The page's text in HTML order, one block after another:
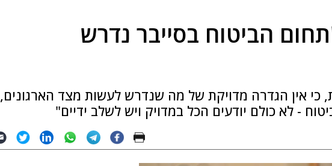
הביטוח בסייבר נדרש
כי אין הגדרה מדויקת של מה שנדרש לעשות מצד הארגונים,
- לא כולם יודעים הכל במדויק ויש לשלב ידיים"